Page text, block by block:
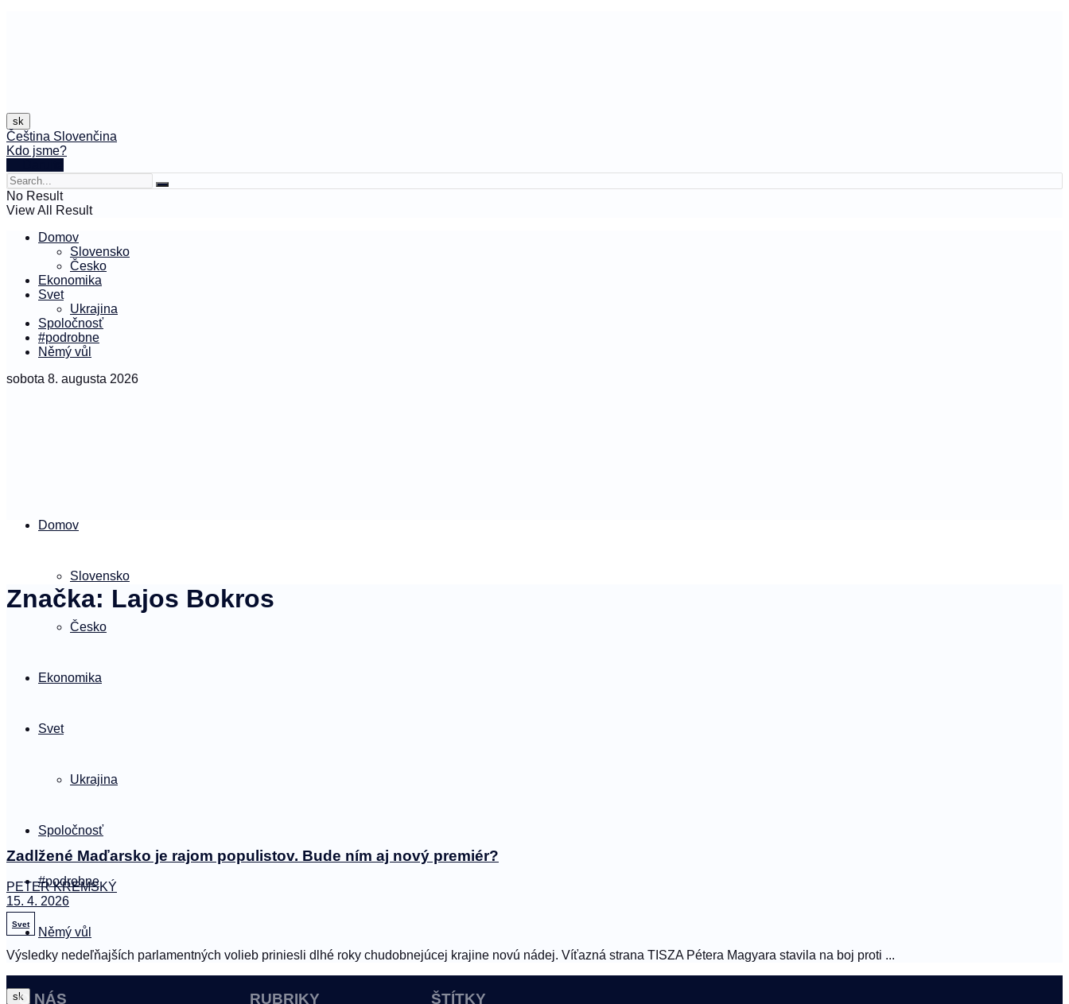
sk
Čeština Slovenčina
Kdo jsme?
No Result
View All Result
Domov
Slovensko
Česko
Ekonomika
Svet
Ukrajina
Spoločnosť
#podrobne
Němý vůl
sobota 8. augusta 2026
Domov
Slovensko
Česko
Ekonomika
Svet
Ukrajina
Spoločnosť
#podrobne
Němý vůl
sk
Značka: Lajos Bokros
Zadlžené Maďarsko je rajom populistov. Bude ním aj nový premiér?
PETER KREMSKÝ
15. 4. 2026
Svet
Výsledky nedeľňajších parlamentných volieb priniesli dlhé roky chudobnejúcej krajine novú nádej. Víťazná strana TISZA Pétera Magyara stavila na boj proti ...
O NÁS RUBRIKY ŠTÍTKY